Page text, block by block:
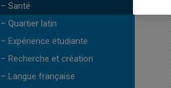
– Santé
– Quartier latin
– Expérience étudiante
– Recherche et création
– Langue française